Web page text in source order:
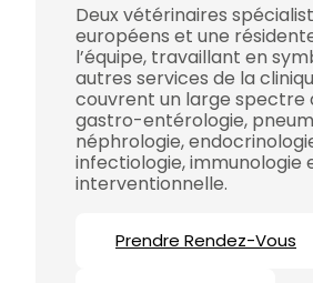
Deux vétérinaires
européens et une
l’équipe, travaillant en
autres services de la
couvrent un large spectre
gastro-entérologie,
néphrologie,
infectiologie, immunologie
interventionnelle.
Prendre Rendez-Vous